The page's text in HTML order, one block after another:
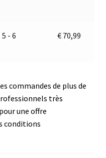
5 - 6 € 70,99
commandes de plus de
très
une offre
conditions